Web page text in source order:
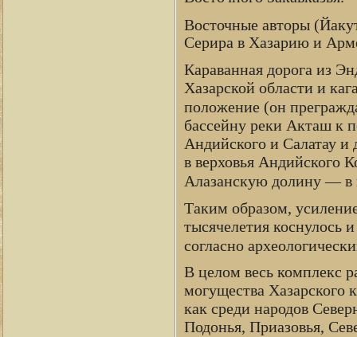
Восточные авторы
Серира в Хазарию и
Караванная дорога из
Хазарской области и
положение (он
бассейну реки Акташ к
Андийского и Салатау
в верховья Андийского
Алазанскую долину — в
Таким образом,
тысячелетия коснулось
согласно
В целом весь комплекс
могущества Хазарского
как среди народов
Подонья, Приазовья,